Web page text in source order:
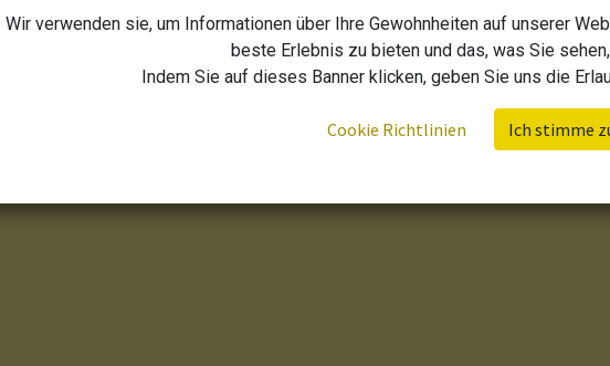
Absenden
Wir verwenden sie, um Informationen über Ihre Gewohnheiten auf unserer
beste Erlebnis zu bieten und das, was Sie
Indem Sie auf dieses Banner klicken, geben Sie uns die
Cookie Richtlinien Ich stimme